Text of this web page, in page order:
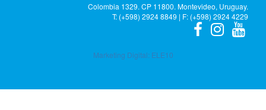
Colombia 1329. CP 11800. Montevideo, Uruguay.
T: (+598) 2924 8849 | F: (+598) 2924 4229
Marketing Digital: ELE10